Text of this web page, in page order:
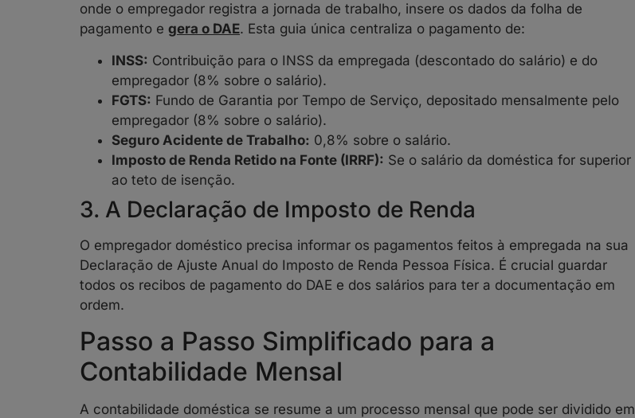
onde o empregador registra a jornada de trabalho, insere os dados da folha de
pagamento e gera o DAE. Esta guia única centraliza o pagamento de:
INSS: Contribuição para o INSS da empregada (descontado do salário) e do
empregador (8% sobre o salário).
FGTS: Fundo de Garantia por Tempo de Serviço, depositado mensalmente pelo
empregador (8% sobre o salário).
Seguro Acidente de Trabalho: 0,8% sobre o salário.
Imposto de Renda Retido na Fonte (IRRF): Se o salário da doméstica for superior
ao teto de isenção.
3. A Declaração de Imposto de Renda
O empregador doméstico precisa informar os pagamentos feitos à empregada na sua
Declaração de Ajuste Anual do Imposto de Renda Pessoa Física. É crucial guardar
todos os recibos de pagamento do DAE e dos salários para ter a documentação em
ordem.
Passo a Passo Simplificado para a
Contabilidade Mensal
A contabilidade doméstica se resume a um processo mensal que pode ser dividido em